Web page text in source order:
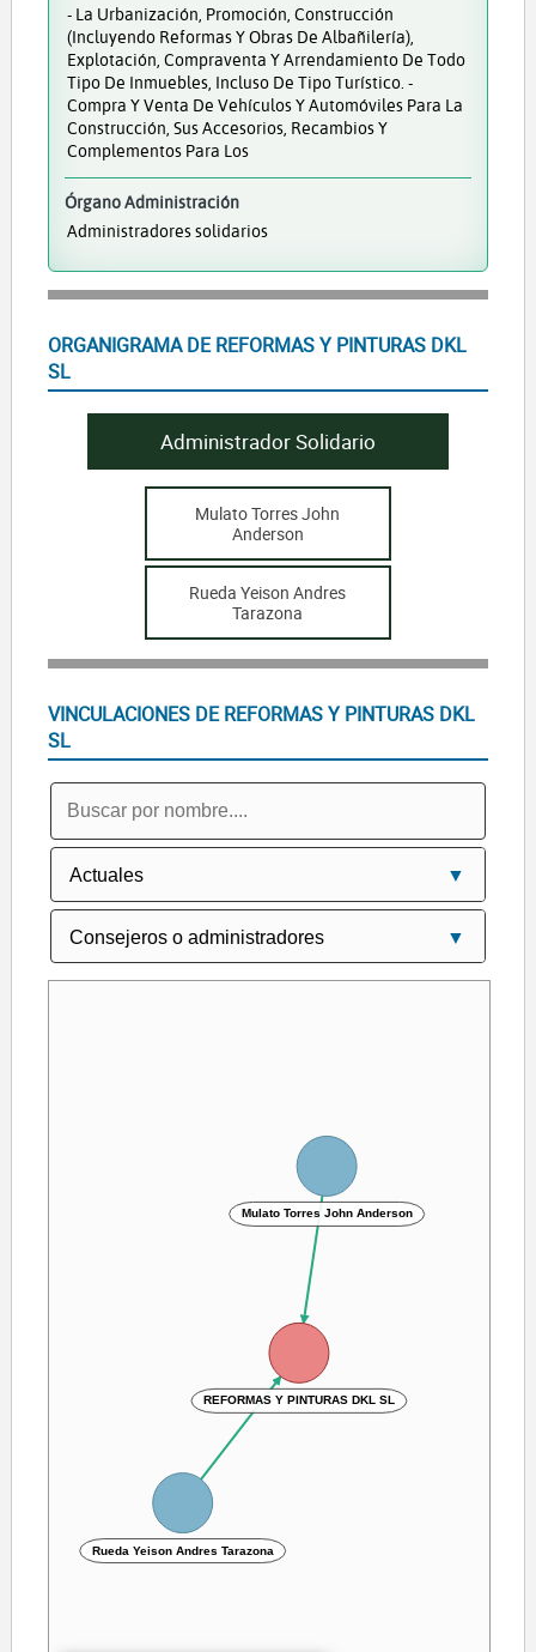
- La Urbanización, Promoción, Construcción
(incluyendo Reformas Y Obras De Albañilería),
Explotación, Compraventa Y Arrendamiento De Todo
Tipo De Inmuebles, Incluso De Tipo Turístico. -
Compra Y Venta De Vehículos Y Automóviles Para La
Construcción, Sus Accesorios, Recambios Y
Complementos Para Los
Órgano Administración
Administradores solidarios
ORGANIGRAMA DE REFORMAS Y PINTURAS DKL
SL
Administrador Solidario
Mulato Torres John
Anderson
Rueda Yeison Andres
Tarazona
VINCULACIONES DE REFORMAS Y PINTURAS DKL
SL
REFORMAS Y PINTURAS DKL SL
Rueda Yeison Andres Tarazona
Mulato Torres John Anderson